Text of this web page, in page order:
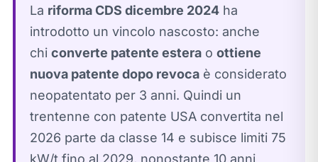
La riforma CDS dicembre 2024ha
introdotto un vincolo nascosto: anche
chi converte patente esterao ottiene
nuova patente dopo revocaè considerato
neopatentato per 3 anni. Quindi un
trentenne con patente USA convertita nel
2026 parte da classe 14 e subisce limiti 75
kW/t fino al 2029, nonostante 10 anni